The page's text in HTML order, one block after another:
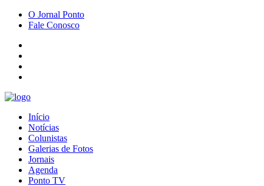
O Jornal Ponto
Fale Conosco
Início
Notícias
Colunistas
Galerias de Fotos
Jornais
Agenda
Ponto TV